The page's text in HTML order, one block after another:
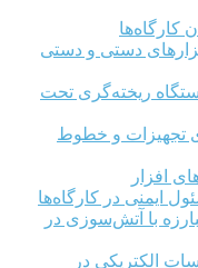
کارگاه‌ها
ابزارهای دستی و دستی
دستگاه ریخته‌گری تحت
تجهیزات و خطوط
افزار
ایمنی در کارگاه‌ها
با آتش‌سوزی در
الکتریکی در